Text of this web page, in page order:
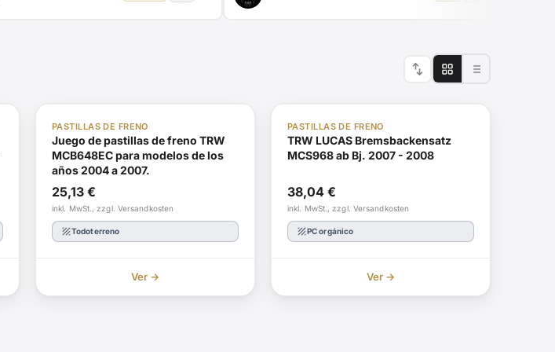
swap_vert
ABE
PASTILLAS DE FRENO
Juego de pastillas de freno TRW
MCB648EC para modelos de los
años 2004 a 2007.
25,13 €
inkl. MwSt., zzgl. Versandkosten
textureTodoterreno
Ver →
ABE
PASTILLAS DE FRENO
TRW LUCAS Bremsbackensatz
MCS968 ab Bj. 2007 - 2008
38,04 €
inkl. MwSt., zzgl. Versandkosten
texturePC orgánico
Ver →